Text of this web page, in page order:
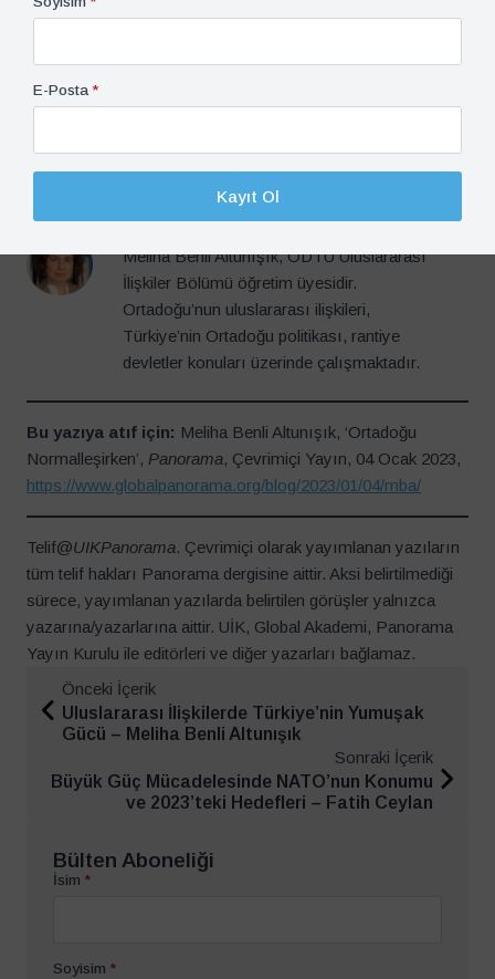
düzen önerisinin rıza üretip üretemeyeceği önümüzdeki
oturacağı da önemli olacak.
Prof. Dr. Meliha Benli Altunışık,
Orta Doğu Teknik Üniversitesi
Meliha Benli Altunışık, ODTÜ Uluslararası
İlişkiler Bölümü öğretim üyesidir.
Ortadoğu’nun uluslararası ilişkileri,
Türkiye’nin Ortadoğu politikası, rantiye
devletler konuları üzerinde çalışmaktadır.
Bu yazıya atıf için: Meliha Benli Altunışık, ‘Ortadoğu
Normalleşirken’, Panorama, Çevrimiçi Yayın, 04 Ocak 2023,
https://www.globalpanorama.org/blog/2023/01/04/mba/
Telif@UIKPanorama. Çevrimiçi olarak yayımlanan yazıların
tüm telif hakları Panorama dergisine aittir. Aksi belirtilmediği
sürece, yayımlanan yazılarda belirtilen görüşler yalnızca
yazarına/yazarlarına aittir. UİK, Global Akademi, Panorama
Yayın Kurulu ile editörleri ve diğer yazarları bağlamaz.
Önceki İçerik
Uluslararası İlişkilerde Türkiye’nin Yumuşak
Gücü – Meliha Benli Altunışık
Sonraki İçerik
Büyük Güç Mücadelesinde NATO’nun Konumu
ve 2023’teki Hedefleri – Fatih Ceylan
Bülten Aboneliği
İsim *
Soyisim *
E-Posta *
Kayıt Ol